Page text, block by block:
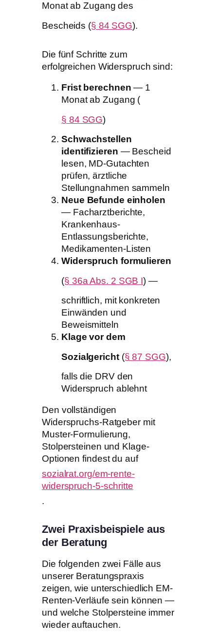
Monat ab Zugang des
Bescheids (§ 84 SGG).
Die fünf Schritte zum
erfolgreichen Widerspruch sind:
Frist berechnen — 1
Monat ab Zugang (
§ 84 SGG)
Schwachstellen
identifizieren — Bescheid
lesen, MD-Gutachten
prüfen, ärztliche
Stellungnahmen sammeln
Neue Befunde einholen
— Facharztberichte,
Krankenhaus-
Entlassungsberichte,
Medikamenten-Listen
Widerspruch formulieren
(§ 36a Abs. 2 SGB I) —
schriftlich, mit konkreten
Einwänden und
Beweismitteln
Klage vor dem
Sozialgericht(§ 87 SGG),
falls die DRV den
Widerspruch ablehnt
Den vollständigen
Widerspruchs-Ratgeber mit
Muster-Formulierung,
Stolpersteinen und Klage-
Optionen findest du auf
sozialrat.org/em-rente-
widerspruch-5-schritte
.
Zwei Praxisbeispiele aus
der Beratung
Die folgenden zwei Fälle aus
unserer Beratungspraxis
zeigen, wie unterschiedlich EM-
Renten-Verläufe sein können —
und welche Stolpersteine immer
wieder auftauchen.